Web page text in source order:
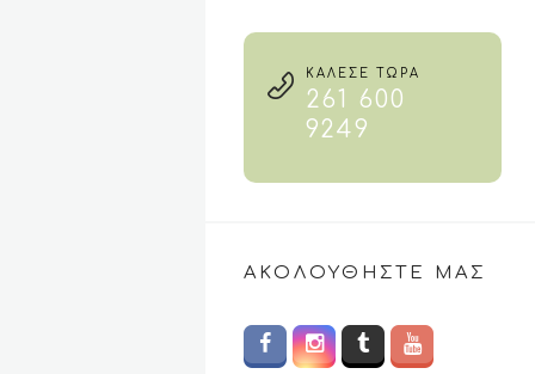
ΚΑΛΕΣΕ ΤΩΡΑ
261 600
9249
ΑΚΟΛΟΥΘΉΣΤΕ ΜΑΣ